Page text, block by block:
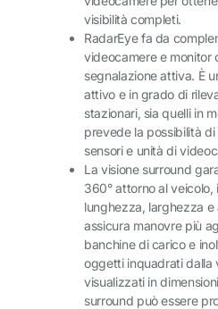
visibilità completi.
RadarEye fa da
videocamere e monitor
segnalazione attiva. È
attivo e in grado di
stazionari, sia quelli in
prevede la possibilità
sensori e unità di
La visione surround
360° attorno al
lunghezza, larghezza
assicura manovre più
banchine di carico e
oggetti inquadrati dalla
visualizzati in
surround può essere